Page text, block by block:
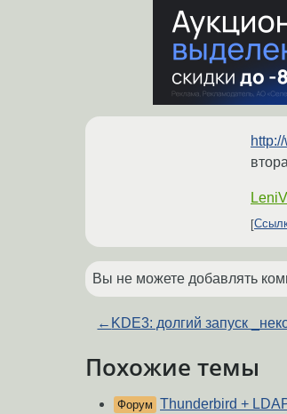
Вы не можете добавлять
← KDE3: долгий запуск
Похожие темы
Форум Thunderbird +